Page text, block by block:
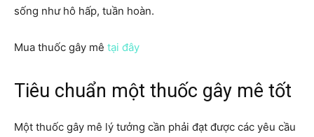
sống như hô hấp, tuần hoàn.
Mua thuốc gây mê tại đây
Tiêu chuẩn một thuốc gây mê tốt
Một thuốc gây mê lý tưởng cần phải đạt được các yêu cầu